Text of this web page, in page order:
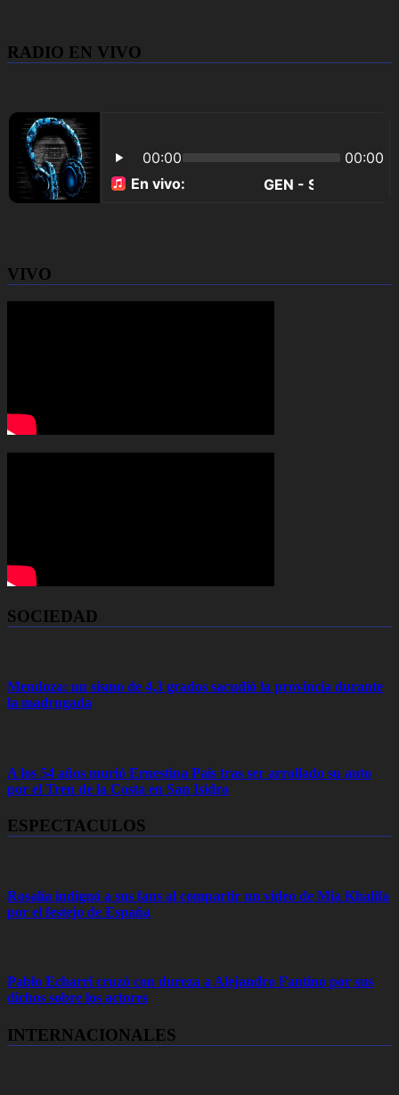
RADIO EN VIVO
VIVO
SOCIEDAD
Mendoza: un sismo de 4,3 grados sacudió la provincia durante
la madrugada
A los 54 años murió Ernestina Pais tras ser arrollado su auto
por el Tren de la Costa en San Isidro
ESPECTACULOS
Rosalía indignó a sus fans al compartir un video de Mia Khalifa
por el festejo de España
Pablo Echarri cruzó con dureza a Alejandro Fantino por sus
dichos sobre los actores
INTERNACIONALES